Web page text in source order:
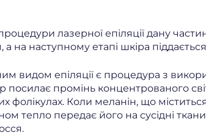
лазерної епіляції дану
на наступному етапі шкіра
видом епіляції є процедура з
посилає промінь концентрованого
фолікулах. Коли меланін, що
тепло передає його на сусідні